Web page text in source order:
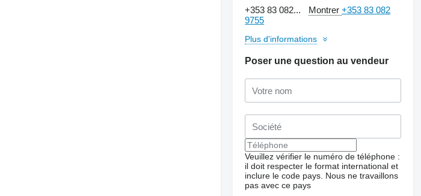
photos
+353 83 082... Montrer+353 83 082
9755
Plus d'informations
Poser une question au vendeur
Veuillez vérifier le numéro de téléphone :
il doit respecter le format international et
inclure le code pays. Nous ne travaillons
pas avec ce pays